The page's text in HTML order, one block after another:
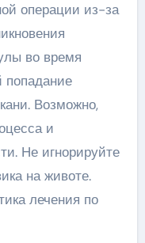
операции из-за
во время
попадание
Возможно,
и
Не игнорируйте
на животе.
лечения по